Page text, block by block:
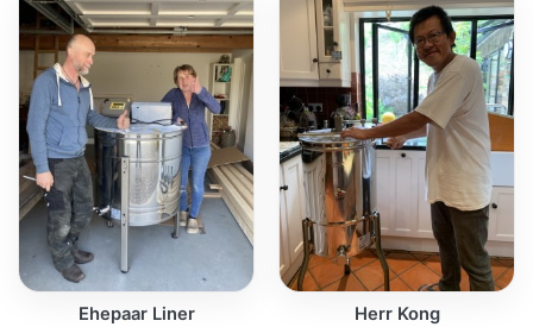
Ehepaar Liner Herr Kong